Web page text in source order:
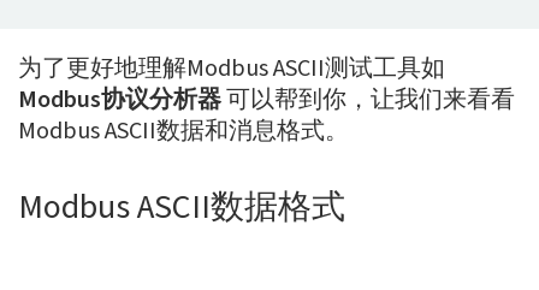
为了更好地理解Modbus ASCII测试工具如
Modbus协议分析器可以帮到你，让我们来看看
Modbus ASCII数据和消息格式。
Modbus ASCII数据格式